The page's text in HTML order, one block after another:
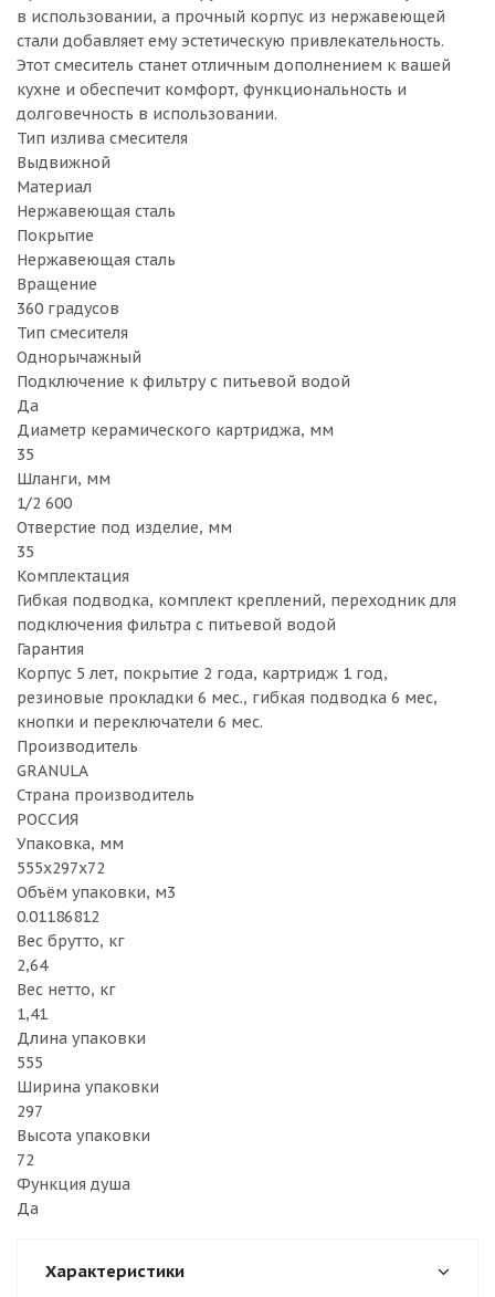
в использовании, а прочный корпус из нержавеющей
стали добавляет ему эстетическую привлекательность.
Этот смеситель станет отличным дополнением к вашей
кухне и обеспечит комфорт, функциональность и
долговечность в использовании.
Тип излива смесителя
Выдвижной
Материал
Нержавеющая сталь
Покрытие
Нержавеющая сталь
Вращение
360 градусов
Тип смесителя
Однорычажный
Подключение к фильтру с питьевой водой
Да
Диаметр керамического картриджа, мм
35
Шланги, мм
1/2 600
Отверстие под изделие, мм
35
Комплектация
Гибкая подводка, комплект креплений, переходник для
подключения фильтра с питьевой водой
Гарантия
Корпус 5 лет, покрытие 2 года, картридж 1 год,
резиновые прокладки 6 мес., гибкая подводка 6 мес,
кнопки и переключатели 6 мес.
Производитель
GRANULA
Страна производитель
РОССИЯ
Упаковка, мм
555х297х72
Объём упаковки, м3
0.01186812
Вес брутто, кг
2,64
Вес нетто, кг
1,41
Длина упаковки
555
Ширина упаковки
297
Высота упаковки
72
Функция душа
Да
Характеристики